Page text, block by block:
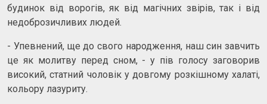
будинок від ворогів, як від магічних звірів, так і від
недоброзичливих людей.
- Упевнений, ще до свого народження, наш син завчить
це як молитву перед сном, - у пів голосу заговорив
високий, статний чоловік у довгому розкішному халаті,
кольору лазуриту.